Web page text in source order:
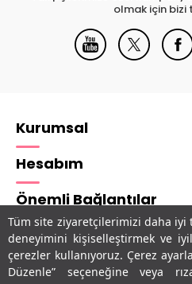
Tüm site ziyaretçilerimizi daha iyi
deneyimini kişiselleştirmek ve
çerezler kullanıyoruz. Çerez
Düzenle” seçeneğine veya
olmak için bizi
Kurumsal
Hesabım
Önemli Bağlantılar
Adres & İletişim
Uygulamalarımız